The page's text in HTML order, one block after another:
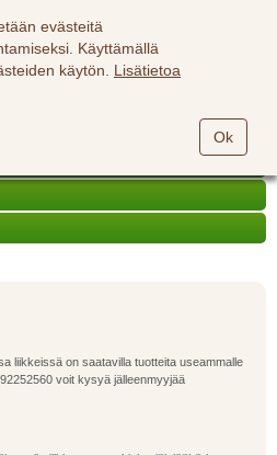
evästeitä
Käyttämällä
käytön. Lisätietoa
Ok
liikkeissä on saatavilla tuotteita useammalle
voit kysyä jälleenmyyjää